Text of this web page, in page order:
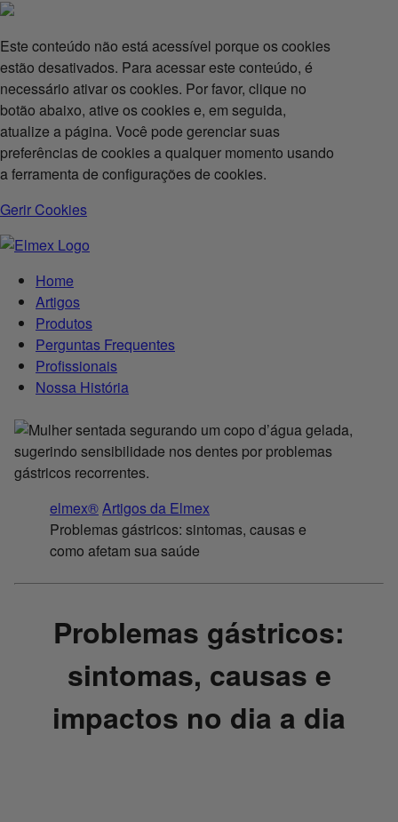
Este conteúdo não está acessível porque os cookies
estão desativados. Para acessar este conteúdo, é
necessário ativar os cookies. Por favor, clique no
botão abaixo, ative os cookies e, em seguida,
atualize a página. Você pode gerenciar suas
preferências de cookies a qualquer momento usando
a ferramenta de configurações de cookies.
Gerir Cookies
Home
Artigos
Produtos
Perguntas Frequentes
Profissionais
Nossa História
elmex®Artigos da Elmex
Problemas gástricos: sintomas, causas e
como afetam sua saúde
Problemas gástricos:
sintomas, causas e
impactos no dia a dia